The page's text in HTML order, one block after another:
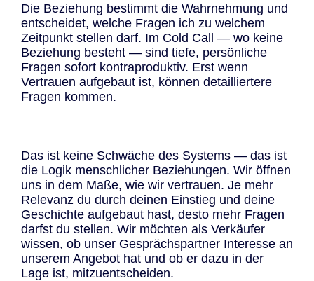
Die Beziehung bestimmt die Wahrnehmung und
entscheidet, welche Fragen ich zu welchem
Zeitpunkt stellen darf. Im Cold Call — wo keine
Beziehung besteht — sind tiefe, persönliche
Fragen sofort kontraproduktiv. Erst wenn
Vertrauen aufgebaut ist, können detailliertere
Fragen kommen.
Das ist keine Schwäche des Systems — das ist
die Logik menschlicher Beziehungen. Wir öffnen
uns in dem Maße, wie wir vertrauen. Je mehr
Relevanz du durch deinen Einstieg und deine
Geschichte aufgebaut hast, desto mehr Fragen
darfst du stellen. Wir möchten als Verkäufer
wissen, ob unser Gesprächspartner Interesse an
unserem Angebot hat und ob er dazu in der
Lage ist, mitzuentscheiden.